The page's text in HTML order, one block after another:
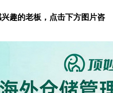
趣的老板，点击下方图片咨